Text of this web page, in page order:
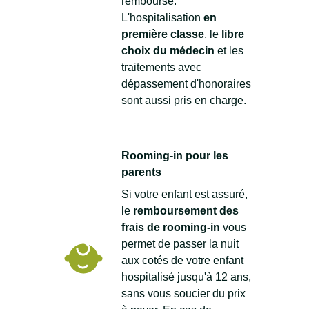
L'hospitalisation en
première classe, le libre
choix du médecin et les
traitements avec
dépassement d'honoraires
sont aussi pris en charge.
Rooming-in pour les
parents
Si votre enfant est assuré,
le remboursement des
frais de rooming-in vous
permet de passer la nuit
aux cotés de votre enfant
hospitalisé jusqu'à 12 ans,
sans vous soucier du prix